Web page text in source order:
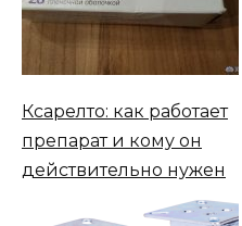
Ксарелто: как работает
препарат и кому он
действительно нужен